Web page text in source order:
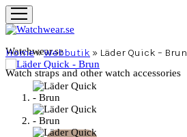
Watchwear.se
Watch straps and other watch accessories
Home»Webbutik » Läder Quick – Brun